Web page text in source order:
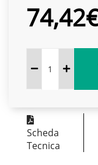
Scheda
Tecnica